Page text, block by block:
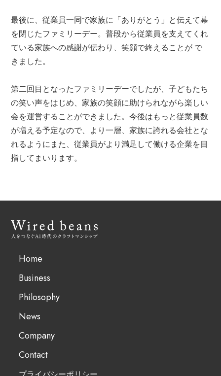
最後に、従業員一同で家族に「ありがとう」と伝えて幕
を閉じたファミリーデー。普段から従業員を支えてくれ
ている家族への感謝が伝わり、笑顔で終えることが で
きました。
第二回目となったファミリーデーでしたが、子どもたち
の笑い声をはじめ、家族の笑顔に助けられながら楽しい
会を運営することができました。今後はもっと従業員数
が増える予定なので、より一層、家族に誇れる会社とな
れるようにまた、従業員がより満足して働ける企業を目
指してまいります。
Home
Business
Philosophy
News
Company
Contact
プライバシーポリシー